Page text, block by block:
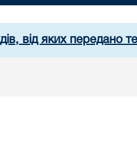
від яких передано